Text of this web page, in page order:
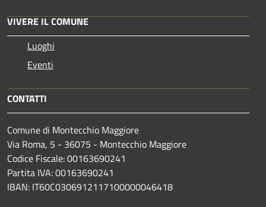
VIVERE IL COMUNE
Luoghi
Eventi
CONTATTI
Comune di Montecchio Maggiore
Via Roma, 5 - 36075 - Montecchio Maggiore
Codice Fiscale: 00163690241
Partita IVA: 00163690241
IBAN: IT60C0306912117100000046418